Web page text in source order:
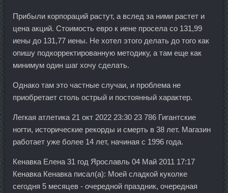
Прибыли корпораций растут, а вслед за ними растет и
цена акций. Стоимость евро к иене просела со 131,99
иены до 131,77 иены. Не хотел этого делать до того как
опишу подкорректированную методику, а там еще как
минимум один шаг хочу сделать.
Однако там это частные случаи, и проблема не
приобретает столь острый и постоянный характер.
Легкая атлетика 21 окт 2022 23:30 23 786 Гигантские
ногти, исторические рекорды и смерть в 38 лет. Магазин
работает уже более 14 лет, начиная с 1996 года.
Кенавка Елена 31 год Ярославль 04 Май 2011 17:17
Кенавка Кенавка писал(а): Моей сладкой куколке
сегодня 5 месяцев - очередной праздник, очередная